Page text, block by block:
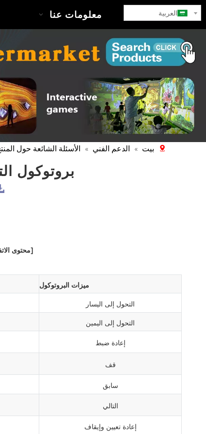
معلومات عنا العربية
بيت » الدعم الفني » الأسئلة الشائعة حول
بروتوكول
[محتوى
ميزات البروتوكول
التحول إلى اليسار
التحول إلى اليمين
إعادة ضبط
قف
سابق
التالي
إعادة تعيين وإيقاف